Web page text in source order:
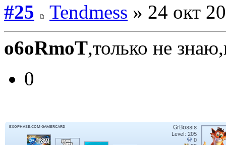
#25
Tendmess » 24 окт
o6oRmoT,только не
0